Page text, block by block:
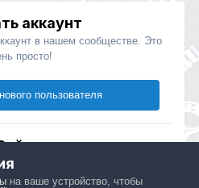
аккаунт
в нашем сообществе. Это
просто!
пользователя
Войти в систему.
на ваше устройство, чтобы